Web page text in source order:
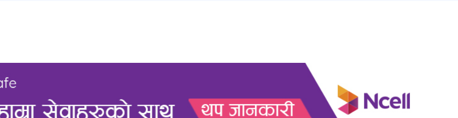
अर्जुन चन्द्रको ‘संवेदनाका प्रतिध्वनि’
मुक्तकसङ्ग्रह लोकार्पण